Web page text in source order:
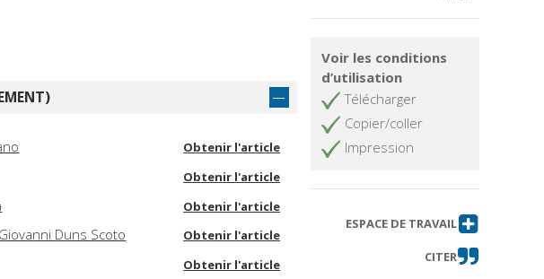
Obtenir l'article
Obtenir l'article
Obtenir l'article
Duns Scoto Obtenir l'article
Obtenir l'article
Voir les conditions
d’utilisation
Télécharger
Copier/coller
Impression
ESPACE DE TRAVAIL
CITER